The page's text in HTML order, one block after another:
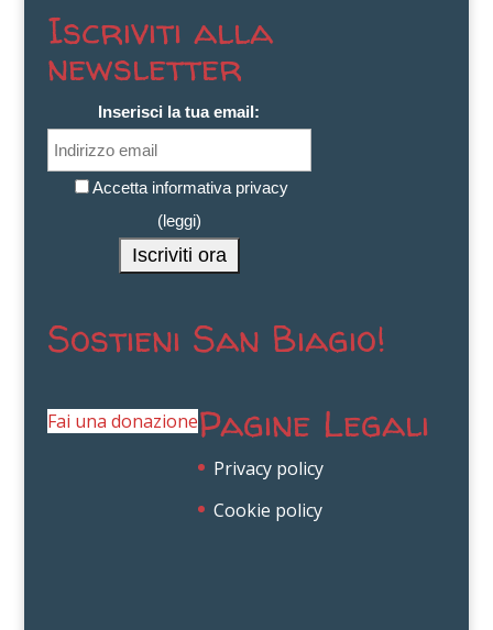
Iscriviti alla
newsletter
Inserisci la tua email:
Accetta informativa privacy
(leggi)
Sostieni San Biagio!
Fai una donazionePagine Legali
Privacy policy
Cookie policy